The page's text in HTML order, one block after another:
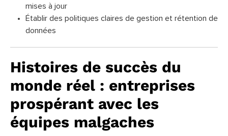
mises à jour
Établir des politiques claires de gestion et rétention de
données
Histoires de succès du
monde réel : entreprises
prospérant avec les
équipes malgaches